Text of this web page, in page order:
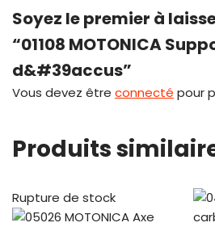
Soyez le premier à
“01108 MOTONICA
d&#39accus”
Vous devez être connecté pour
Produits
Rupture de stock